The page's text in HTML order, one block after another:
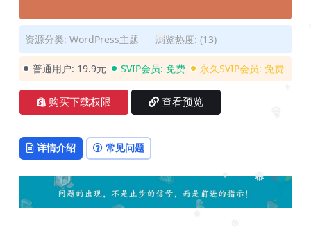
❅
❅
资源分类: WordPress主题 浏览热度: (13)
普通用户: 19.9元 SVIP会员: 免费 永久SVIP会员: 免费
购买下载权限 查看预览
详情介绍 常见问题